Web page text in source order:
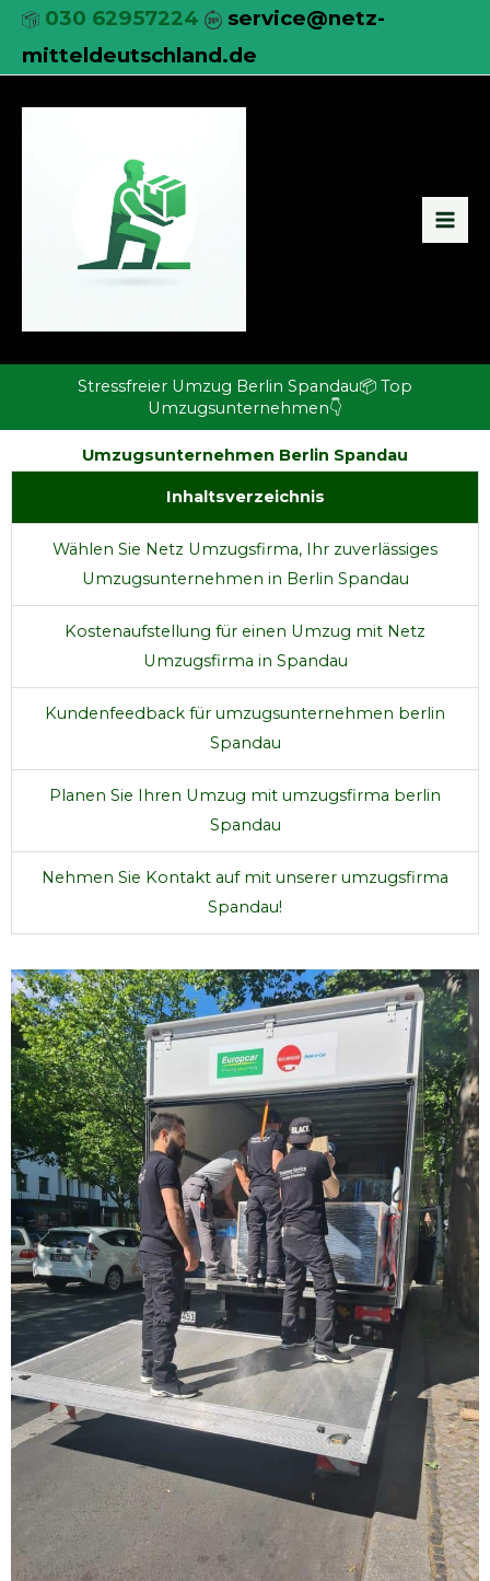
Zum
Inhalt
springen
030 62957224
service@netz-
mitteldeutschland.de
Stressfreier Umzug Berlin Spandau📦 Top
Umzugsunternehmen👇
Umzugsunternehmen Berlin Spandau
Inhaltsverzeichnis
Wählen Sie Netz Umzugsfirma, Ihr zuverlässiges
Umzugsunternehmen in Berlin Spandau
Kostenaufstellung für einen Umzug mit Netz
Umzugsfirma in Spandau
Kundenfeedback für umzugsunternehmen berlin
Spandau
Planen Sie Ihren Umzug mit umzugsfirma berlin
Spandau
Nehmen Sie Kontakt auf mit unserer umzugsfirma
Spandau!